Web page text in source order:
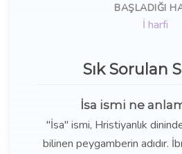
BAŞLADIĞI
İ harfi
Sık Sorulan
İsa ismi ne
"İsa" ismi, Hristiyanlık
bilinen peygamberin adıdır.